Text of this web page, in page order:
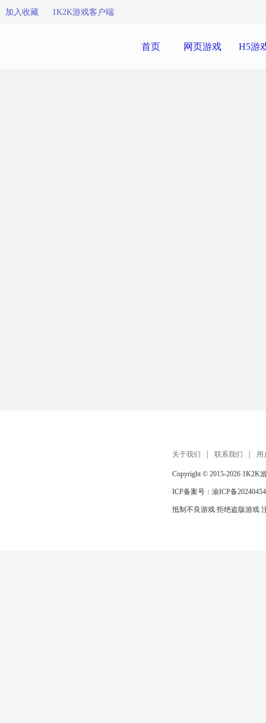
加入收藏 1K2K游戏客户端
首页 网页游戏 H5游
关于我们 联系我们 用
Copyright © 2015-2026 1K2K
ICP备案号： 渝ICP备
抵制不良游戏 拒绝盗版游戏